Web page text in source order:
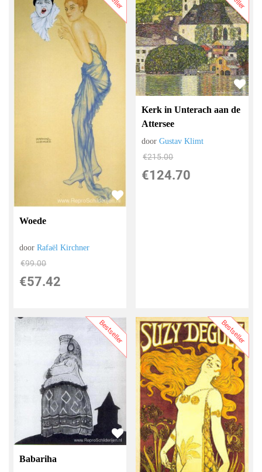
Woede
doorRafaël Kirchner
€99.00
€57.42
Kerk in Unterach aan de
Attersee
doorGustav Klimt
€215.00
€124.70
Bestseller
Babariha
Bestseller